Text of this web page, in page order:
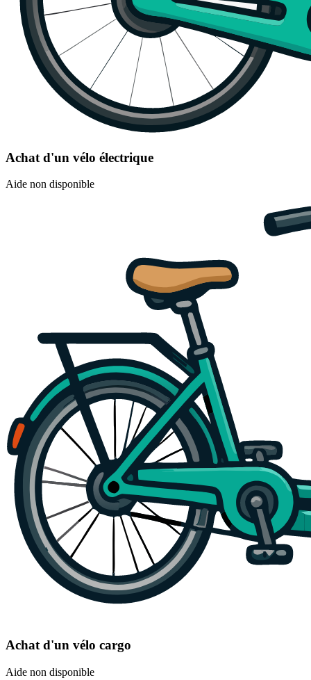
Achat d'un vélo électrique
Aide non disponible
Achat d'un vélo cargo
Aide non disponible